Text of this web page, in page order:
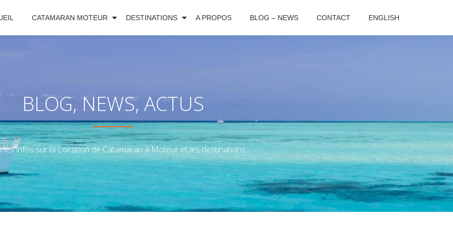
CATAMARAN MOTEUR DESTINATIONS A PROPOS BLOG – NEWS CONTACT ENGLISH
BLOG, NEWS, ACTUS
les infos sur la Location de Catamaran à Moteur et les destinations...